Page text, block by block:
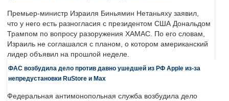
Премьер-министр Израиля Биньямин Нетаньяху заявил,
что у него есть разногласия с президентом США Дональдом
Трампом по вопросу разоружения ХАМАС. По его словам,
Израиль не соглашался с планом, о котором американский
лидер объявил на прошлой неделе.
ФАС возбудила дело против давно ушедшей из РФ Apple из-за
непредустановки RuStore и Max
Федеральная антимонопольная служба возбудила дело